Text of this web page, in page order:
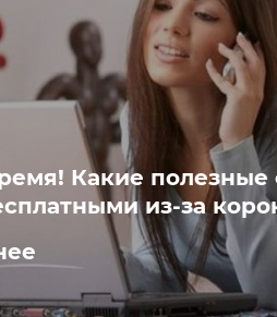
Какие полезные
из-за